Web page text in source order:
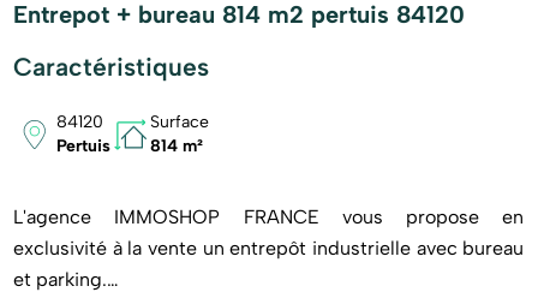
Entrepot + bureau 814 m2 pertuis 84120
Caractéristiques
84120
Pertuis
Surface
814 m²
L'agence IMMOSHOP FRANCE vous propose en
exclusivité à la vente un entrepôt industrielle avec bureau
et parking.